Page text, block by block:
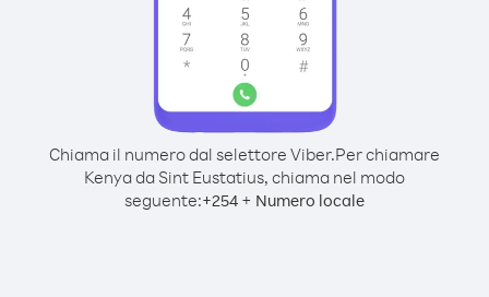
Chiama il numero dal selettore Viber.Per chiamare
Kenya da Sint Eustatius, chiama nel modo
seguente:+254 + Numero locale